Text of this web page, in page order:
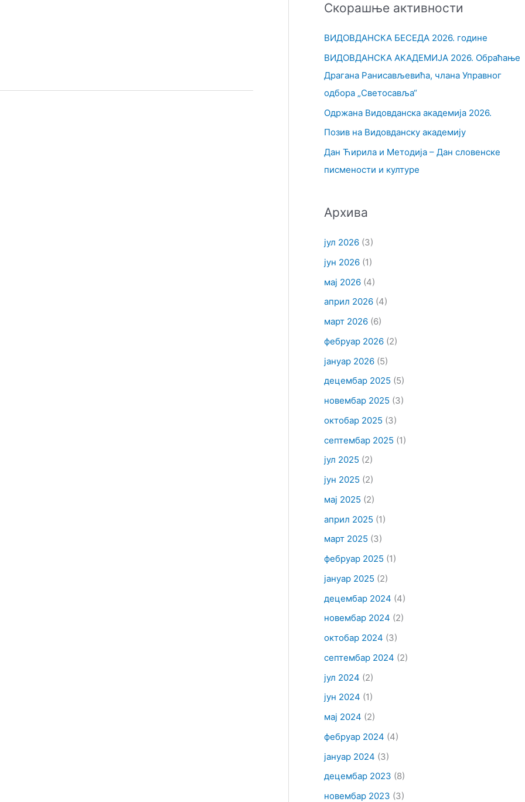
т
р
а
:
Скорашње активности
ВИДОВДАНСКА БЕСЕДА 2026. године
ВИДОВДАНСКА АКАДЕМИЈА 2026. Обраћање
Драгана Ранисављевића, члана Управног
одбора „Светосавља“
Одржана Видовданска академија 2026.
Позив на Видовданску академију
Дан Ћирила и Методија – Дан словенске
писмености и културе
Архива
јул 2026(3)
јун 2026(1)
мај 2026(4)
април 2026(4)
март 2026(6)
фебруар 2026(2)
јануар 2026(5)
децембар 2025 (5)
новембар 2025 (3)
октобар 2025 (3)
септембар 2025 (1)
јул 2025 (2)
јун 2025 (2)
мај 2025 (2)
април 2025 (1)
март 2025 (3)
фебруар 2025 (1)
јануар 2025 (2)
децембар 2024 (4)
новембар 2024 (2)
октобар 2024 (3)
септембар 2024 (2)
јул 2024 (2)
јун 2024 (1)
мај 2024 (2)
фебруар 2024 (4)
јануар 2024 (3)
децембар 2023 (8)
новембар 2023 (3)